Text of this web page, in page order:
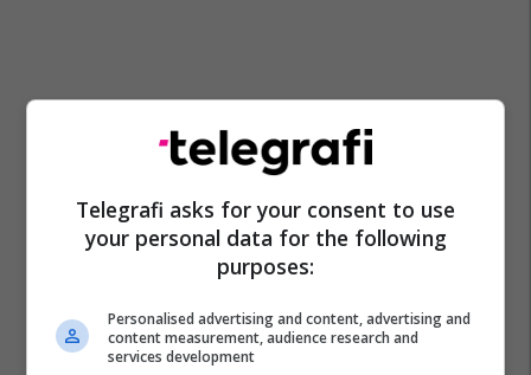
Telegrafi asks for your consent to use
your personal data for the following
purposes:
Personalised advertising and content, advertising and
content measurement, audience research and
services development